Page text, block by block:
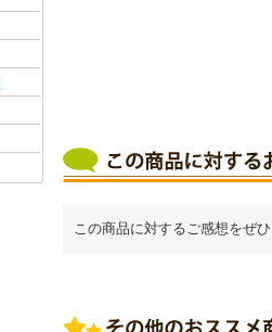
この商品に対するご感想をぜ